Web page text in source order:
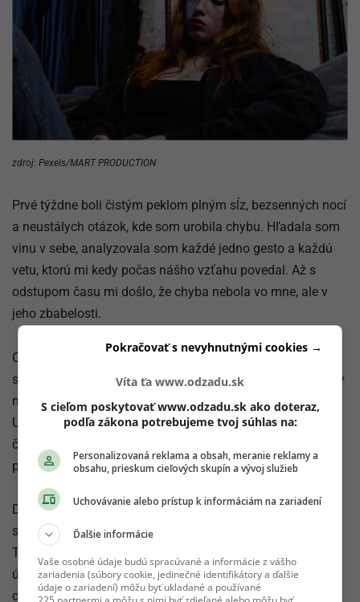
zdroj: Pexels/MART PRODUCTION
Prvé týždne boli čistým peklom plným sĺz, bezsenných nocí
a neustálych otázok, kde som urobila chybu. Hľadala som
vinu v sebe, analyzovala som každé jedno gesto a každú
vetu, ktorú mi kedy počas nášho vzťahu povedal. Až s
odstupom času mi došlo, že chyba nebola vo mne, ale v
jeho zbabelosti.
Oliver sa nikdy nenaučil byť sám so sebou a spracovať si
svoje minulé vzťahy. Radšej zatiahol do svojej emočnej hry
nevinného človeka, ktorý mu veril každé jedno slovo.
Uvedomila som si, že mnoho žien zažíva presne to isté a
často zostávajú vo vzťahoch, kde sú len náhradným
plánom.
Dnes, po takmer roku od tej strašnej noci, sa na celú
situáciu pozerám s oveľa väčším pokojom a nadhľadom.
Táto životná lekcia ma síce zlomila a vzala mi vieru v
úprimnú lásku, no zároveň ma naučila vážiť si samú seba
oveľa viac ako predtým. Už nikdy nedovolím nikomu, aby
Víta ťa www.odzadu.sk
S cieľom poskytovať www.odzadu.sk ako doteraz,
podľa zákona potrebujeme tvoj súhlas na:
Personalizovaná reklama a obsah, meranie reklamy a
obsahu, prieskum cieľových skupín a vývoj služieb
Uchovávanie alebo prístup k informáciám na zariadení
Ďalšie informácie
Vaše osobné údaje budú spracúvané a informácie z vášho
zariadenia (súbory cookie, jedinečné identifikátory a ďalšie
údaje o zariadení) môžu byť ukladané a používané
Pokračovať s nevyhnutnými cookies →